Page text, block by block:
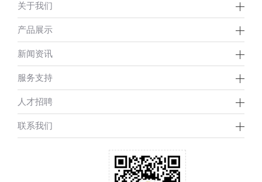
关于我们
产品展示
新闻资讯
服务支持
人才招聘
联系我们